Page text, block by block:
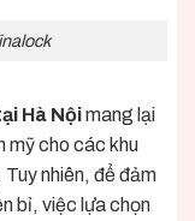
Hà Nộimang lại
mỹ cho các khu
nhiên, để đảm
bỉ, việc lựa chọn